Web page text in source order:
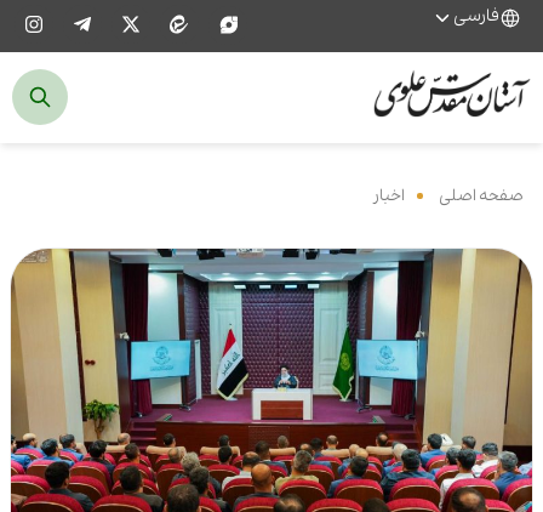
فارسی
صفحه اصلی اخبار